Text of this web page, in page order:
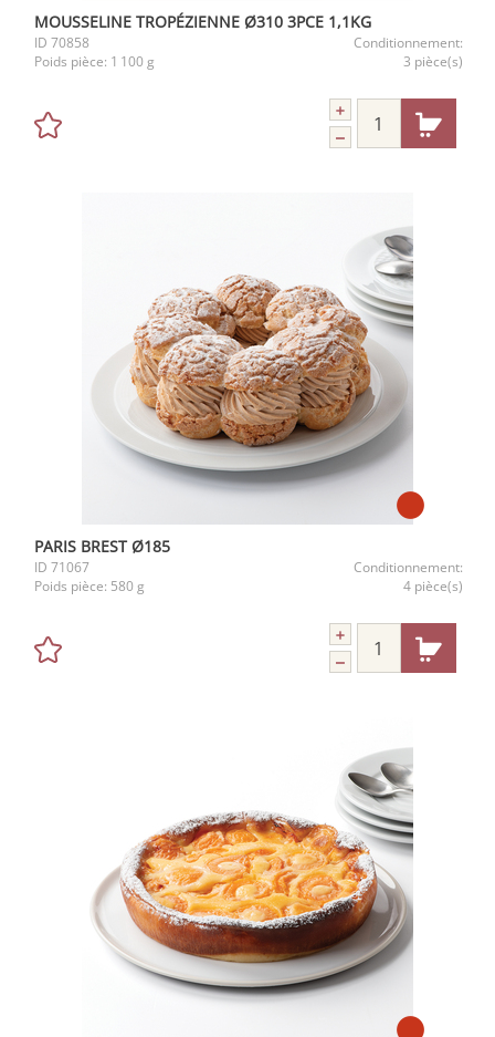
MOUSSELINE TROPÉZIENNE Ø310 3PCE 1,1KG
ID 70858
Conditionnement:
Poids pièce: 1 100 g 3 pièce(s)
PARIS BREST Ø185
ID 71067
Conditionnement:
Poids pièce: 580 g 4 pièce(s)